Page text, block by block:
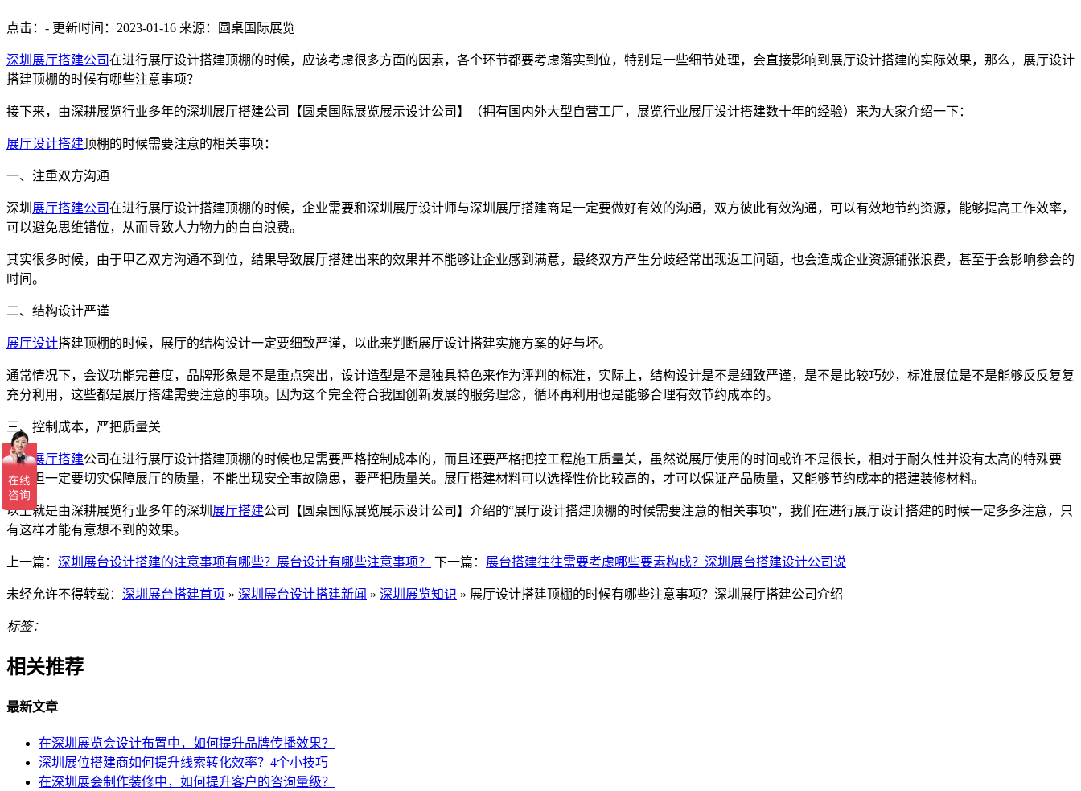
点击： - 更新时间：2023-01-16 来源：圆桌国际展览
深圳展厅搭建公司在进行展厅设计搭建顶棚的时候，应该考虑很多方面的因素，各个环节都要考虑落实到位，特别是一些细节处理，会直接影响到展厅设计搭建的实际效果，那么，展厅设计
搭建顶棚的时候有哪些注意事项？
接下来，由深耕展览行业多年的深圳展厅搭建公司【圆桌国际展览展示设计公司】（拥有国内外大型自营工厂，展览行业展厅设计搭建数十年的经验）来为大家介绍一下：
展厅设计搭建顶棚的时候需要注意的相关事项：
一、注重双方沟通
深圳 展厅搭建公司在进行展厅设计搭建顶棚的时候，企业需要和深圳展厅设计师与深圳展厅搭建商是一定要做好有效的沟通，双方彼此有效沟通，可以有效地节约资源，能够提高工作效率，
可以避免思维错位，从而导致人力物力的白白浪费。
其实很多时候，由于甲乙双方沟通不到位，结果导致展厅搭建出来的效果并不能够让企业感到满意，最终双方产生分歧经常出现返工问题，也会造成企业资源铺张浪费，甚至于会影响参会的
时间。
二、结构设计严谨
展厅设计搭建顶棚的时候，展厅的结构设计一定要细致严谨，以此来判断展厅设计搭建实施方案的好与坏。
通常情况下，会议功能完善度，品牌形象是不是重点突出，设计造型是不是独具特色来作为评判的标准，实际上，结构设计是不是细致严谨，是不是比较巧妙，标准展位是不是能够反反复复
充分利用，这些都是展厅搭建需要注意的事项。因为这个完全符合我国创新发展的服务理念，循环再利用也是能够合理有效节约成本的。
三、控制成本，严把质量关
深圳展厅搭建公司在进行展厅设计搭建顶棚的时候也是需要严格控制成本的，而且还要严格把控工程施工质量关，虽然说展厅使用的时间或许不是很长，相对于耐久性并没有太高的特殊要
求，但一定要切实保障展厅的质量，不能出现安全事故隐患，要严把质量关。展厅搭建材料可以选择性价比较高的，才可以保证产品质量，又能够节约成本的搭建装修材料。
以上就是由深耕展览行业多年的深圳 展厅搭建公司【圆桌国际展览展示设计公司】介绍的“展厅设计搭建顶棚的时候需要注意的相关事项”，我们在进行展厅设计搭建的时候一定多多注意，只
有这样才能有意想不到的效果。
上一篇： 深圳展台设计搭建的注意事项有哪些？展台设计有哪些注意事项？ 下一篇： 展台搭建往往需要考虑哪些要素构成？深圳展台搭建设计公司说
未经允许不得转载： 深圳展台搭建首页 » 深圳展台设计搭建新闻 » 深圳展览知识 » 展厅设计搭建顶棚的时候有哪些注意事项？深圳展厅搭建公司介绍
标签：
相关推荐
最新文章
在深圳展览会设计布置中，如何提升品牌传播效果？
深圳展位搭建商如何提升线索转化效率？4个小技巧
在深圳展会制作装修中，如何提升客户的咨询量级？